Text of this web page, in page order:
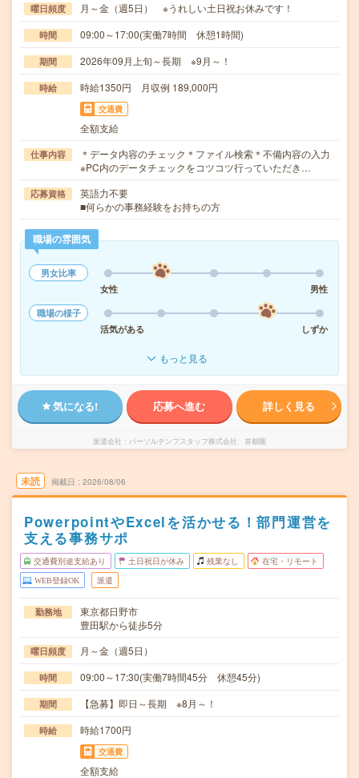
曜日頻度 月～金（週5日） ※うれしい土日祝お休みです！
時間 09:00～17:00(実働7時間 休憩1時間)
期間 2026年09月上旬～長期 ※9月～！
時給 時給1350円 月収例 189,000円
交通費
全額支給
仕事内容
＊データ内容のチェック＊ファイル検索＊不備内容の入力
※PC内のデータチェックをコツコツ行っていただき…
応募資格
英語力不要
■何らかの事務経験をお持ちの方
職場の雰囲気
男女比率
女性
男性
職場の様子
活気がある
しずか
もっと見る
気になる! 応募へ進む 詳しく見る
派遣会社 パーソルテンプスタッフ株式会社 首都圏
未読 掲載日 2026/08/06
PowerpointやExcelを活かせる！部門運営を
支える事務サポ
交通費別途支給あり 土日祝日が休み 残業なし 在宅・リモート
WEB登録OK 派遣
勤務地
東京都日野市
豊田駅から徒歩5分
曜日頻度 月～金（週5日）
時間 09:00～17:30(実働7時間45分 休憩45分)
期間 【急募】即日～長期 ※8月～！
時給 時給1700円
交通費
全額支給